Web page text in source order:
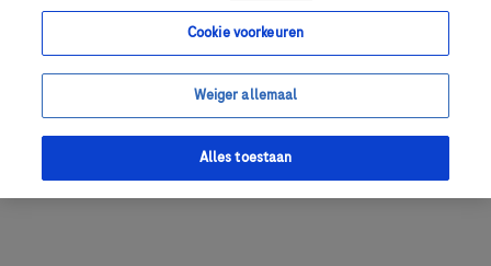
Medische
Onderwijspor
Cookie voorkeuren
Weiger allemaal
Alles toestaan